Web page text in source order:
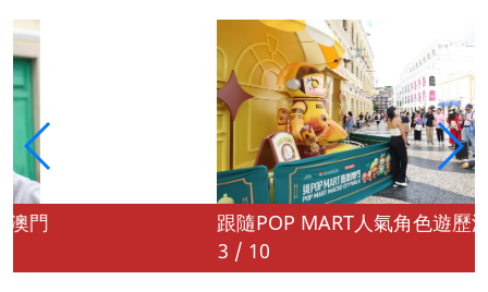
跟隨POP MART人氣角色遊歷澳門
3 / 10